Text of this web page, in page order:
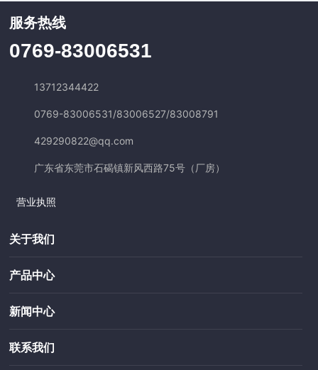
服务热线
0769-83006531
13712344422
0769-83006531/83006527/83008791
429290822@qq.com
广东省东莞市石碣镇新风西路75号（厂房）
营业执照
关于我们
产品中心
新闻中心
联系我们